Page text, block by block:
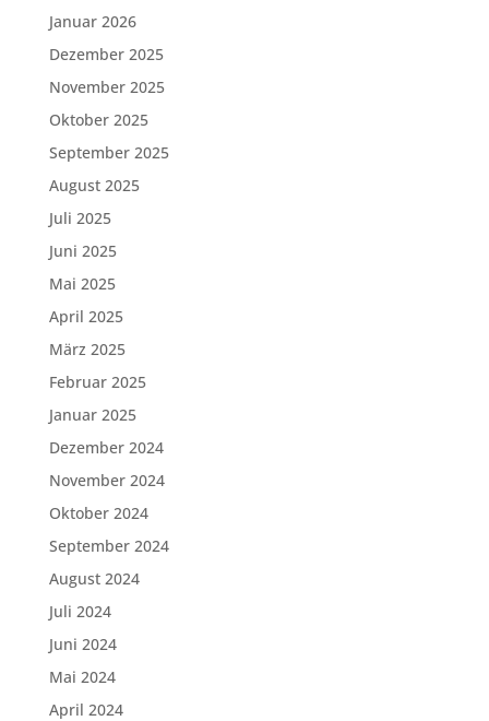
Januar 2026
Dezember 2025
November 2025
Oktober 2025
September 2025
August 2025
Juli 2025
Juni 2025
Mai 2025
April 2025
März 2025
Februar 2025
Januar 2025
Dezember 2024
November 2024
Oktober 2024
September 2024
August 2024
Juli 2024
Juni 2024
Mai 2024
April 2024